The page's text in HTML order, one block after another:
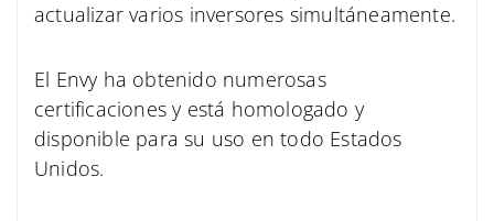
actualizar varios inversores simultáneamente.
El Envy ha obtenido numerosas
certificaciones y está homologado y
disponible para su uso en todo Estados
Unidos.